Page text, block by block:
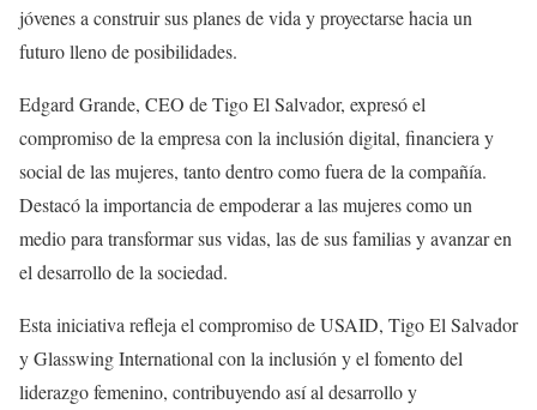
jóvenes a construir sus planes de vida y proyectarse hacia un
futuro lleno de posibilidades.
Edgard Grande, CEO de Tigo El Salvador, expresó el
compromiso de la empresa con la inclusión digital, financiera y
social de las mujeres, tanto dentro como fuera de la compañía.
Destacó la importancia de empoderar a las mujeres como un
medio para transformar sus vidas, las de sus familias y avanzar en
el desarrollo de la sociedad.
Esta iniciativa refleja el compromiso de USAID, Tigo El Salvador
y Glasswing International con la inclusión y el fomento del
liderazgo femenino, contribuyendo así al desarrollo y